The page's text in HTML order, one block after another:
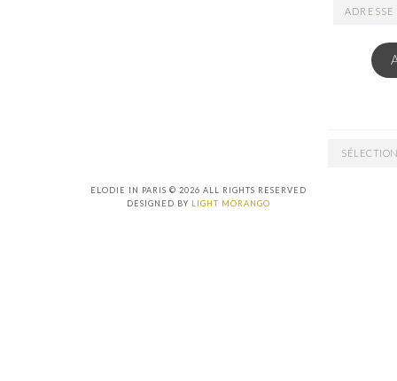
ADRESSE
ARCHIVES
ELODIE IN PARIS © 2026 ALL RIGHTS RESERVED
DESIGNED BY LIGHT MORANGO